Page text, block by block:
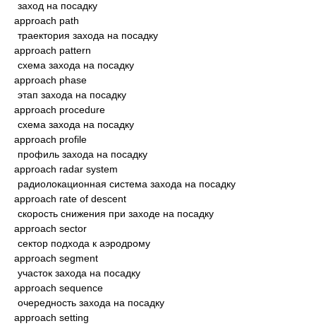
заход на посадку
approach path
траектория захода на посадку
approach pattern
схема захода на посадку
approach phase
этап захода на посадку
approach procedure
схема захода на посадку
approach profile
профиль захода на посадку
approach radar system
радиолокационная система захода на посадку
approach rate of descent
скорость снижения при заходе на посадку
approach sector
сектор подхода к аэродрому
approach segment
участок захода на посадку
approach sequence
очередность захода на посадку
approach setting